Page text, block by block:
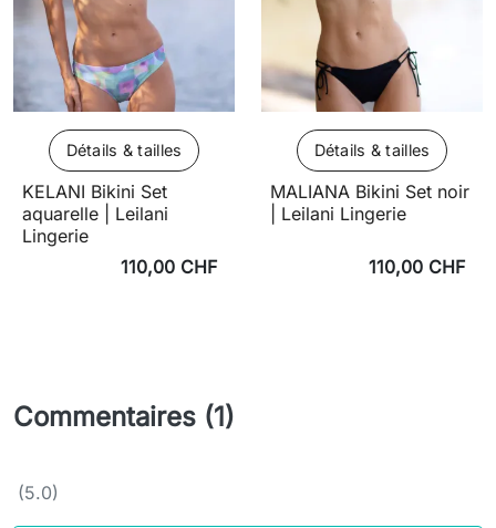
Détails & tailles
KELANI Bikini Set
aquarelle | Leilani
Lingerie
110,00 CHF
Détails & tailles
MALIANA Bikini Set noir
| Leilani Lingerie
110,00 CHF
Commentaires (1)
(5.0)